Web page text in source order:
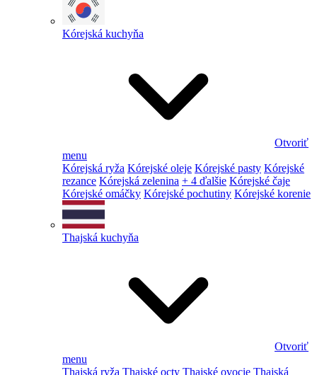
Kórejská kuchyňa
Otvoriť
menu
Kórejská ryža Kórejské oleje Kórejské pasty Kórejské
rezance Kórejská zelenina + 4 ďalšie Kórejské čaje
Kórejské omáčky Kórejské pochutiny Kórejské korenie
Thajská kuchyňa
Otvoriť
menu
Thajská ryža Thajské octy Thajské ovocie Thajská